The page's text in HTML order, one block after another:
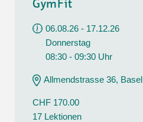
GymFit
06.08.26 - 17.12.26
Donnerstag
08:30 - 09:30 Uhr
Allmendstrasse 36, Basel
CHF 170.00
17 Lektionen